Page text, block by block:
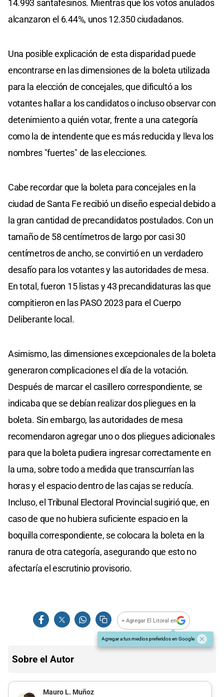
14.993 santafesinos. Mientras que los votos anulados
alcanzaron el 6.44%, unos 12.350 ciudadanos.
Una posible explicación de esta disparidad puede
encontrarse en las dimensiones de la boleta utilizada
para la elección de concejales, que dificultó a los
votantes hallar a los candidatos o incluso observar con
detenimiento a quién votar, frente a una categoría
como la de intendente que es más reducida y lleva los
nombres "fuertes" de las elecciones.
Cabe recordar que la boleta para concejales en la
ciudad de Santa Fe recibió un diseño especial debido a
la gran cantidad de precandidatos postulados. Con un
tamaño de 58 centímetros de largo por casi 30
centímetros de ancho, se convirtió en un verdadero
desafío para los votantes y las autoridades de mesa.
En total, fueron 15 listas y 43 precandidaturas las que
compitieron en las PASO 2023 para el Cuerpo
Deliberante local.
Asimismo, las dimensiones excepcionales de la boleta
generaron complicaciones el día de la votación.
Después de marcar el casillero correspondiente, se
indicaba que se debían realizar dos pliegues en la
boleta. Sin embargo, las autoridades de mesa
recomendaron agregar uno o dos pliegues adicionales
para que la boleta pudiera ingresar correctamente en
la urna, sobre todo a medida que transcurrían las
horas y el espacio dentro de las cajas se reducía.
Incluso, el Tribunal Electoral Provincial sugirió que, en
caso de que no hubiera suficiente espacio en la
boquilla correspondiente, se colocara la boleta en la
ranura de otra categoría, asegurando que esto no
afectaría el escrutinio provisorio.
+ Agregar El Litoral en
Agregar a tus medios preferidos en Google
Sobre el Autor
Mauro L. Muñoz